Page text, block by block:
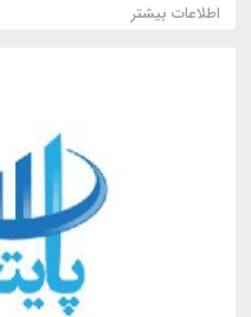
اطلاعات بیشتر